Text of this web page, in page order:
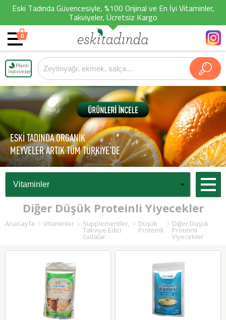
Eski Tadında Güvencesiyle, %100 Orijinal ve En İyi Vitaminler,
Takviyeler, Ücretsiz Kargo
0
Planlı
İndirimler
ESKİ TADINDA ORGANİK
MEYVELER ARTIK TÜM TÜRKİYE'DE
Diğer Düşük Proteinli Yiyecekler
Anasayfa Vitaminler Supplementler,
Takviye Edici
Gıdalar
Düşük
Proteinli
Diğer Düşük
Proteinli
Yiyecekler